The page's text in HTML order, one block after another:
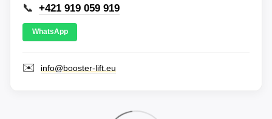
📞 +421 919 059 919
WhatsApp
✉️ info@booster-lift.eu